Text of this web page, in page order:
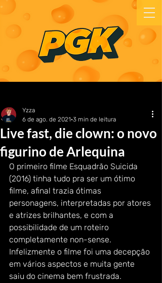
Live fast, die clown: o novo
figurino de Arlequina
Yzza
6 de ago. de 2021 3 min de leitura
O primeiro filme Esquadrão Suicida
(2016) tinha tudo pra ser um ótimo
filme, afinal trazia ótimas
personagens, interpretadas por atores
e atrizes brilhantes, e com a
possibilidade de um roteiro
completamente non-sense.
Infelizmente o filme foi uma decepção
em vários aspectos e muita gente
saiu do cinema bem frustrada.